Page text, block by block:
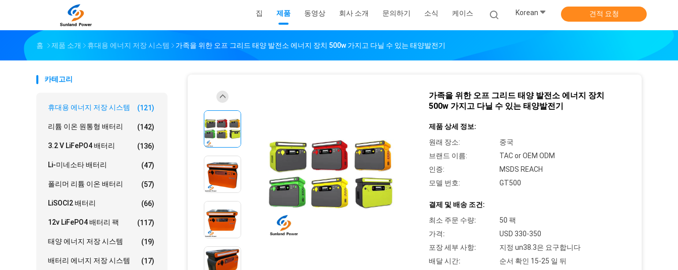
집 제품 동영상 회사 소개 문의하기 소식 케이스 Korean 견적 요청
홈 제품 소개 휴대용 에너지 저장 시스템 가족을 위한 오프 그리드 태양 발전소 에너지 장치 500w 가지고 다닐 수 있는 태양발전기
카테고리
휴대용 에너지 저장 시스템 (121)
리튬 이온 원통형 배터리 (142)
3.2 V LiFePO4 배터리 (136)
Li-미네소타 배터리 (47)
폴리머 리튬 이온 배터리 (57)
LiSOCl2 배터리 (66)
12v LiFePO4 배터리 팩 (117)
태양 에너지 저장 시스템 (19)
배터리 에너지 저장 시스템 (17)
가족을 위한 오프 그리드 태양 발전소 에너지 장치
500w 가지고 다닐 수 있는 태양발전기
제품 상세 정보:
원래 장소:
중국
브랜드 이름:
TAC or OEM ODM
인증:
MSDS REACH
모델 번호:
GT500
결제 및 배송 조건:
최소 주문 수량:
50 팩
가격:
USD 330-350
포장 세부 사항:
지정 un38.3은 요구합니다
배달 시간:
순서 확인 15-25 일 뒤